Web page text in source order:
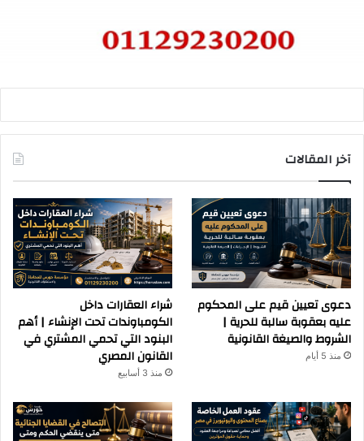
آخر المقالات
دعوى تعيين قيم على المحكوم
عليه بعقوبة سالبة للحرية |
الشروط والصيغة القانونية
منذ 5 أيام
شراء العقارات داخل
الكومباوندات تحت الإنشاء | أهم
البنود التي تحمي المشتري في
القانون المصري
منذ 3 أسابيع